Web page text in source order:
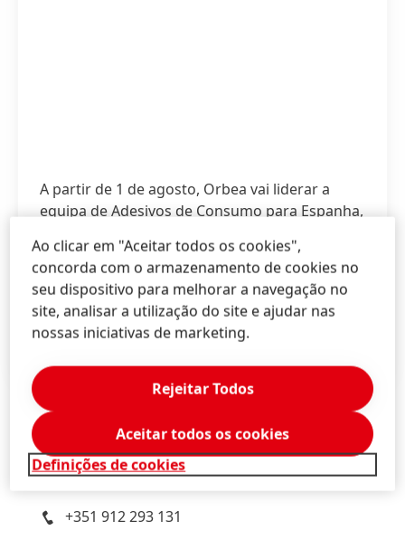
A partir de 1 de agosto, Orbea vai liderar a
equipa de Adesivos de Consumo para Espanha,
High
Low
AndréGerson
Media Consulting
+351 912 293 131
Ao clicar em "Aceitar todos os cookies",
concorda com o armazenamento de cookies no
seu dispositivo para melhorar a navegação no
site, analisar a utilização do site e ajudar nas
nossas iniciativas de marketing.
Definições de cookies
Rejeitar Todos
Aceitar todos os cookies